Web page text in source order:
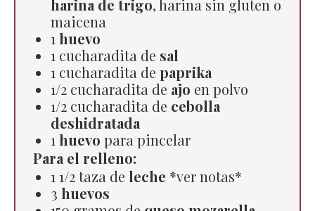
harina de trigo, harina sin gluten o
maicena
1 huevo
1 cucharadita de sal
1 cucharadita de paprika
1/2 cucharadita de ajo en polvo
1/2 cucharadita de cebolla
deshidratada
1 huevo para pincelar
Para el relleno:
1 1/2 taza de leche *ver notas*
3 huevos